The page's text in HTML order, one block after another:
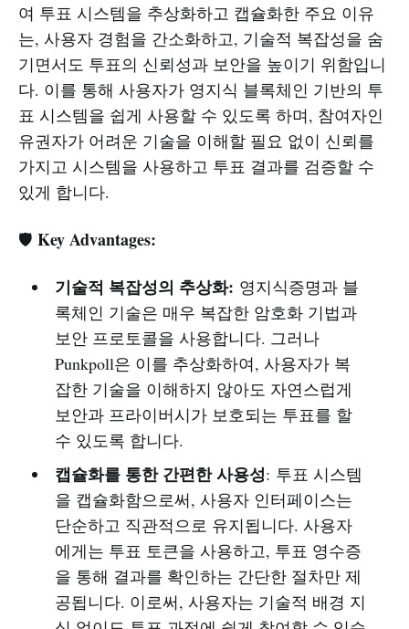
여 투표 시스템을 추상화하고 캡슐화한 주요 이유
는, 사용자 경험을 간소화하고, 기술적 복잡성을 숨
기면서도 투표의 신뢰성과 보안을 높이기 위함입니
다. 이를 통해 사용자가 영지식 블록체인 기반의 투
표 시스템을 쉽게 사용할 수 있도록 하며, 참여자인
유권자가 어려운 기술을 이해할 필요 없이 신뢰를
가지고 시스템을 사용하고 투표 결과를 검증할 수
있게 합니다.
🛡️ Key Advantages:
기술적 복잡성의 추상화: 영지식증명과 블
록체인 기술은 매우 복잡한 암호화 기법과
보안 프로토콜을 사용합니다. 그러나
Punkpoll은 이를 추상화하여, 사용자가 복
잡한 기술을 이해하지 않아도 자연스럽게
보안과 프라이버시가 보호되는 투표를 할
수 있도록 합니다.
캡슐화를 통한 간편한 사용성: 투표 시스템
을 캡슐화함으로써, 사용자 인터페이스는
단순하고 직관적으로 유지됩니다. 사용자
에게는 투표 토큰을 사용하고, 투표 영수증
을 통해 결과를 확인하는 간단한 절차만 제
공됩니다. 이로써, 사용자는 기술적 배경 지